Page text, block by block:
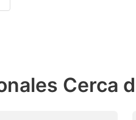
Cerca